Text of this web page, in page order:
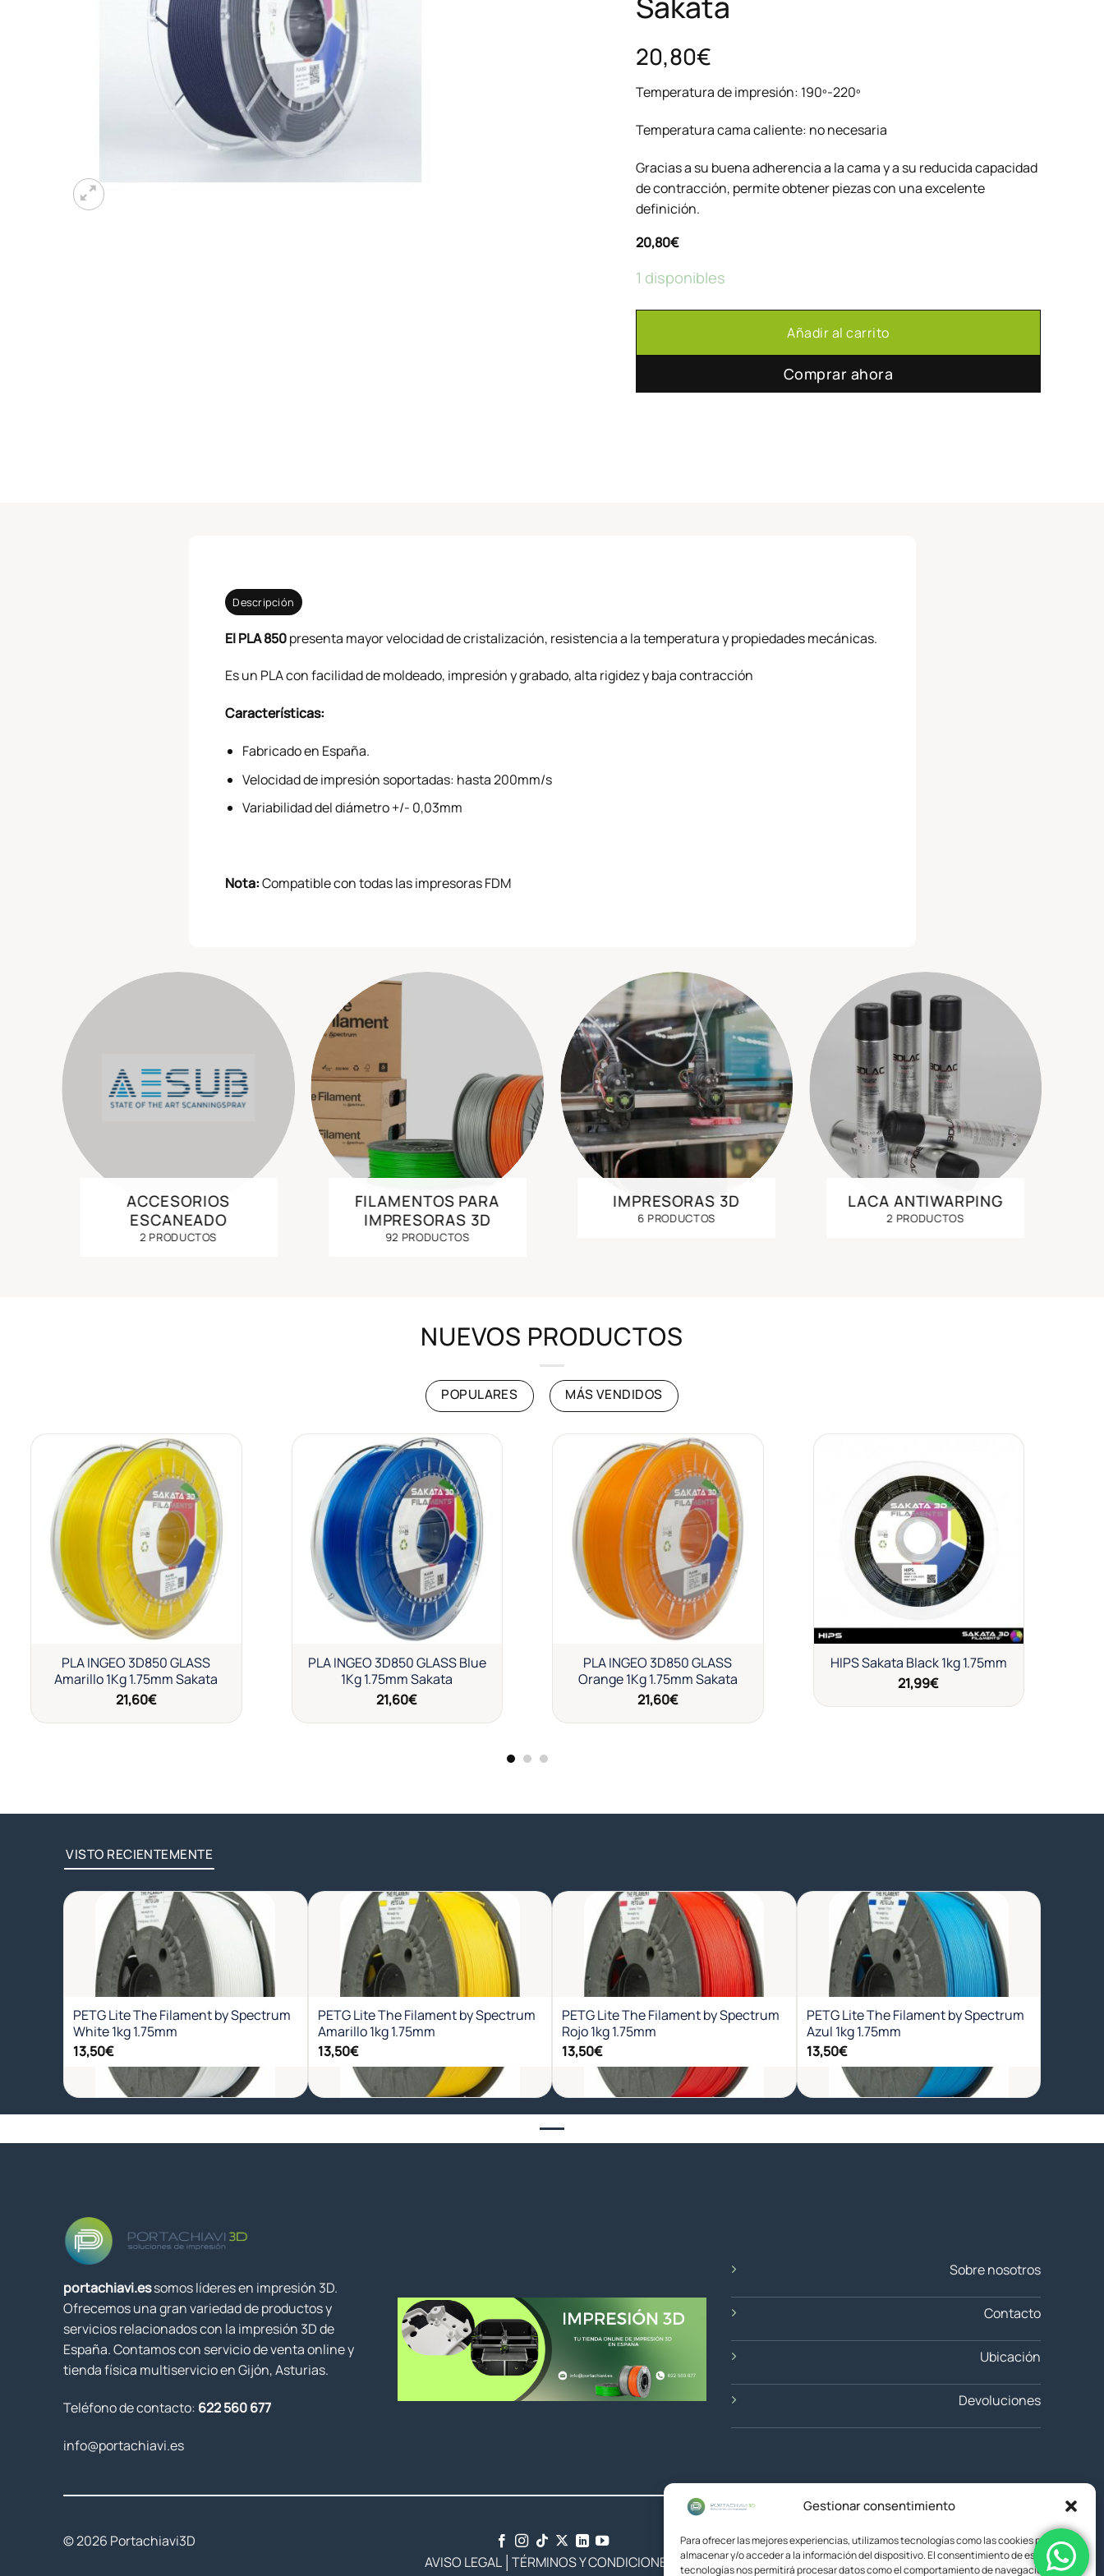
Gestionar consentimiento
Para ofrecer las mejores experiencias, utilizamos tecnologías como las cookies para
almacenar y/o acceder a la información del dispositivo. El consentimiento de estas
tecnologías nos permitirá procesar datos como el comportamiento de navegación o las
20,80€
Temperatura de impresión: 190º-220º
Temperatura cama caliente: no necesaria
Gracias a su buena adherencia a la cama y a su reducida capacidad
de contracción, permite obtener piezas con una excelente
definición.
20,80€
1 disponibles
Añadir al carrito
Comprar ahora
Descripción
El PLA 850presenta mayor velocidad de cristalización, resistencia a la temperatura y propiedades mecánicas.
Es un PLA con facilidad de moldeado, impresión y grabado, alta rigidez y baja contracción
Características:
Fabricado en España.
Velocidad de impresión soportadas: hasta 200mm/s
Variabilidad del diámetro +/- 0,03mm
Nota:Compatible con todas las impresoras FDM
ACCESORIOS
ESCANEADO
2 PRODUCTOS
FILAMENTOS PARA
IMPRESORAS 3D
92 PRODUCTOS
IMPRESORAS 3D
6 PRODUCTOS
LACA ANTIWARPING
2 PRODUCTOS
NUEVOS PRODUCTOS
POPULARES MÁS VENDIDOS
Añadir
a la
lista de
deseos
PLA INGEO 3D850 GLASS
Amarillo 1Kg 1.75mm Sakata
21,60€
Añadir
a la
lista de
deseos
PLA INGEO 3D850 GLASS Blue
1Kg 1.75mm Sakata
21,60€
Añadir
a la
lista de
deseos
PLA INGEO 3D850 GLASS
Orange 1Kg 1.75mm Sakata
21,60€
lista de
deseos
HIPS Sakata Black 1kg 1.75mm
21,99€
VISTO RECIENTEMENTE
Añadir
lista de
deseos
+
PETG Lite The Filament by Spectrum
White 1kg 1.75mm
13,50€
Añadir
lista de
+
PETG Lite The Filament by Spectrum
Amarillo 1kg 1.75mm
13,50€
Añadir
a la
lista de
deseos
+
PETG Lite The Filament by Spectrum
Rojo 1kg 1.75mm
13,50€
Añadir
a la
lista de
deseos
PETG Lite The Filament by Spectrum
Azul 1kg 1.75mm
13,50€
portachiavi.essomos líderes en impresión 3D.
Ofrecemos una gran variedad de productos y
servicios relacionados con la impresión 3D de
España. Contamos con servicio de venta online y
tienda física multiservicio en Gijón, Asturias.
Teléfono de contacto: 622 560 677
info@portachiavi.es
Sobre nosotros
Contacto
Ubicación
Devoluciones
© 2026 Portachiavi3D
AVISO LEGAL│ TÉRMINOS Y CONDICIONES